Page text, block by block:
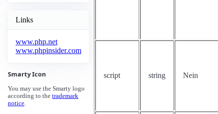
Links
www.php.net
www.phpinsider.com
Smarty Icon
You may use the Smarty logo
according to the trademark
notice.
script string Nein